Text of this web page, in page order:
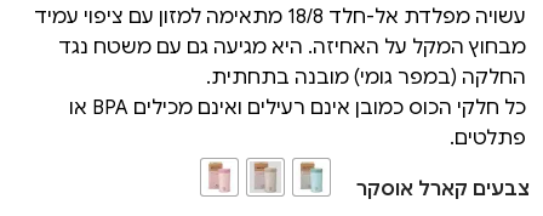
עשויה מפלדת אל-חלד 18/8 מתאימה למזון עם ציפוי עמיד
מבחוץ המקל על האחיזה. היא מגיעה גם עם משטח נגד
החלקה (במפר גומי) מובנה בתחתית.
כל חלקי הכוס כמובן אינם רעילים ואינם מכילים BPA או
פתלטים.
צבעים קארל אוסקר